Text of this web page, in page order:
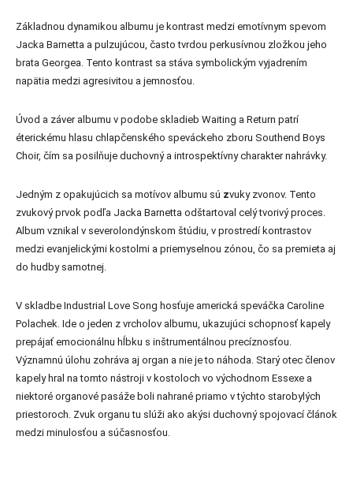
Základnou dynamikou albumu je kontrast medzi emotívnym spevom
Jacka Barnetta a pulzujúcou, často tvrdou perkusívnou zložkou jeho
brata Georgea. Tento kontrast sa stáva symbolickým vyjadrením
napätia medzi agresivitou a jemnosťou.
Úvod a záver albumu v podobe skladieb Waiting a Return patrí
éterickému hlasu chlapčenského speváckeho zboru Southend Boys
Choir, čím sa posilňuje duchovný a introspektívny charakter nahrávky.
Jedným z opakujúcich sa motívov albumu sú zvuky zvonov. Tento
zvukový prvok podľa Jacka Barnetta odštartoval celý tvorivý proces.
Album vznikal v severolondýnskom štúdiu, v prostredí kontrastov
medzi evanjelickými kostolmi a priemyselnou zónou, čo sa premieta aj
do hudby samotnej.
V skladbe Industrial Love Song hosťuje americká speváčka Caroline
Polachek. Ide o jeden z vrcholov albumu, ukazujúci schopnosť kapely
prepájať emocionálnu hĺbku s inštrumentálnou precíznosťou.
Významnú úlohu zohráva aj organ a nie je to náhoda. Starý otec členov
kapely hral na tomto nástroji v kostoloch vo východnom Essexe a
niektoré organové pasáže boli nahrané priamo v týchto starobylých
priestoroch. Zvuk organu tu slúži ako akýsi duchovný spojovací článok
medzi minulosťou a súčasnosťou.